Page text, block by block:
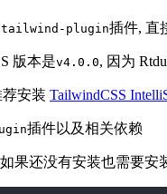
tailwind-plugin插件, 直
版本是v4.0.0, 因为
荐安装 TailwindCSS
插件以及相关依赖
果还没有安装也需要安